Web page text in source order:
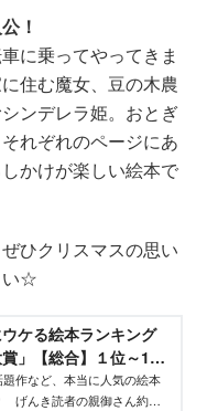
！
に乗ってやってきま
住む魔女、豆の木農
ンデレラ姫。おとぎ
れぞれのページにあ
かけが楽しい絵本で
ひクリスマスの思い
い☆
ケる絵本ランキング
賞」【総合】１位～10
んき｜講談社
作など、本当に人気の絵本
げんき読者の親御さん約